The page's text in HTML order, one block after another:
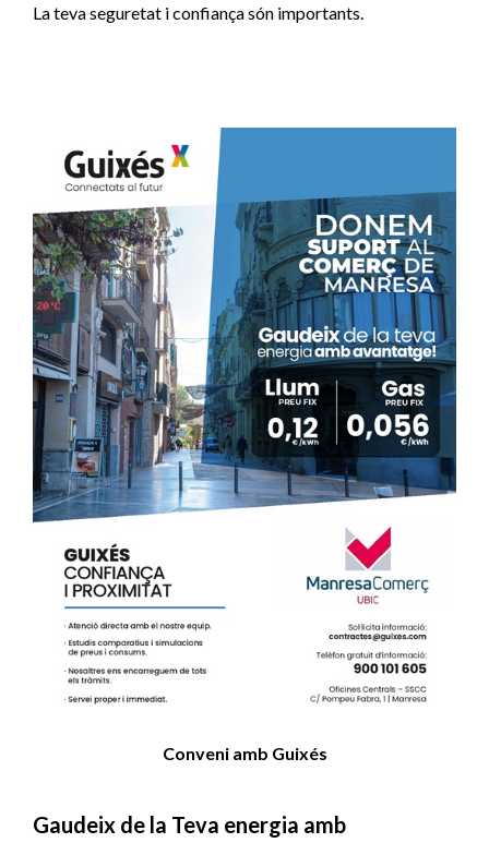
La teva seguretat i confiança són importants.
Conveni amb Guixés
Gaudeix de la Teva energia amb